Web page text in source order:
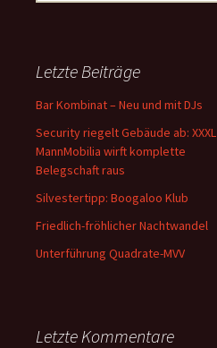
Letzte Beiträge
Bar Kombinat – Neu und mit DJs
Security riegelt Gebäude ab: XXXL
MannMobilia wirft komplette
Belegschaft raus
Silvestertipp: Boogaloo Klub
Friedlich-fröhlicher Nachtwandel
Unterführung Quadrate-MVV
Letzte Kommentare